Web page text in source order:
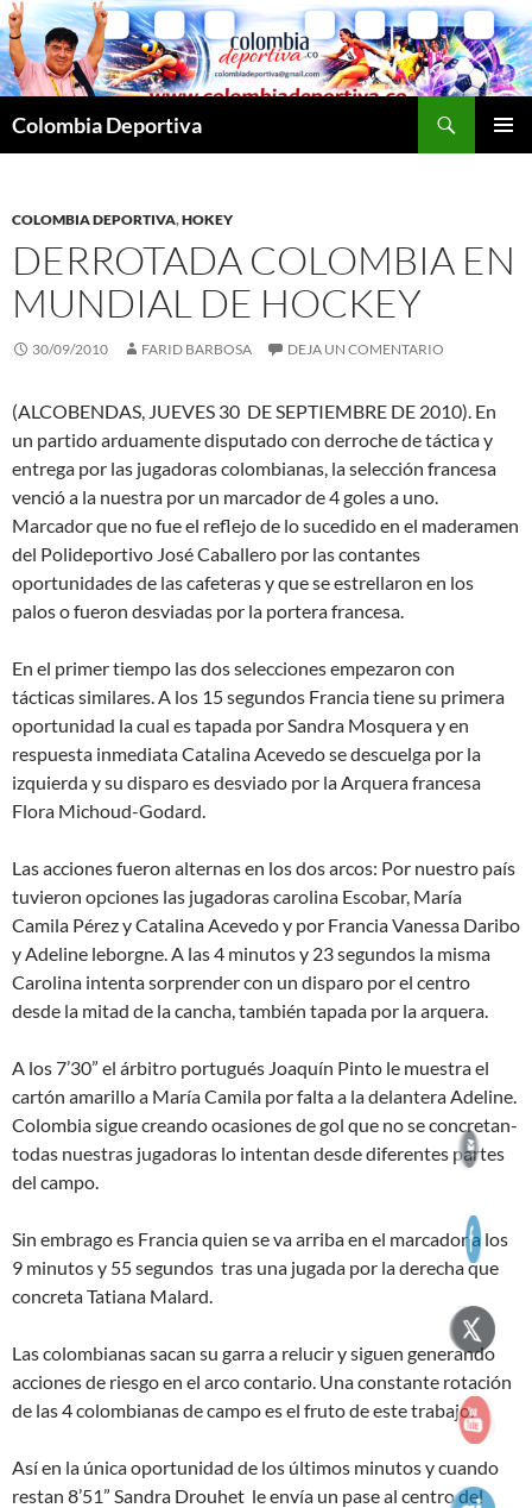
Saltar
al
contenido
Colombia Deportiva
COLOMBIA DEPORTIVA,HOKEY
DERROTADA COLOMBIA EN
MUNDIAL DE HOCKEY
30/09/2010 FARID BARBOSA DEJA UN COMENTARIO
(ALCOBENDAS, JUEVES 30 DE SEPTIEMBRE DE 2010). En
un partido arduamente disputado con derroche de táctica y
entrega por las jugadoras colombianas, la selección francesa
venció a la nuestra por un marcador de 4 goles a uno.
Marcador que no fue el reflejo de lo sucedido en el maderamen
del Polideportivo José Caballero por las contantes
oportunidades de las cafeteras y que se estrellaron en los
palos o fueron desviadas por la portera francesa.
En el primer tiempo las dos selecciones empezaron con
tácticas similares. A los 15 segundos Francia tiene su primera
oportunidad la cual es tapada por Sandra Mosquera y en
respuesta inmediata Catalina Acevedo se descuelga por la
izquierda y su disparo es desviado por la Arquera francesa
Flora Michoud-Godard.
Las acciones fueron alternas en los dos arcos: Por nuestro país
tuvieron opciones las jugadoras carolina Escobar, María
Camila Pérez y Catalina Acevedo y por Francia Vanessa Daribo
y Adeline leborgne. A las 4 minutos y 23 segundos la misma
Carolina intenta sorprender con un disparo por el centro
desde la mitad de la cancha, también tapada por la arquera.
A los 7’30” el árbitro portugués Joaquín Pinto le muestra el
cartón amarillo a María Camila por falta a la delantera Adeline.
Colombia sigue creando ocasiones de gol que no se concretan-
todas nuestras jugadoras lo intentan desde diferentes partes
del campo.
Sin embrago es Francia quien se va arriba en el marcador a los
9 minutos y 55 segundos tras una jugada por la derecha que
concreta Tatiana Malard.
Las colombianas sacan su garra a relucir y siguen generando
acciones de riesgo en el arco contario. Una constante rotación
de las 4 colombianas de campo es el fruto de este trabajo.
Así en la única oportunidad de los últimos minutos y cuando
restan 8’51” Sandra Drouhet le envía un pase al centro del